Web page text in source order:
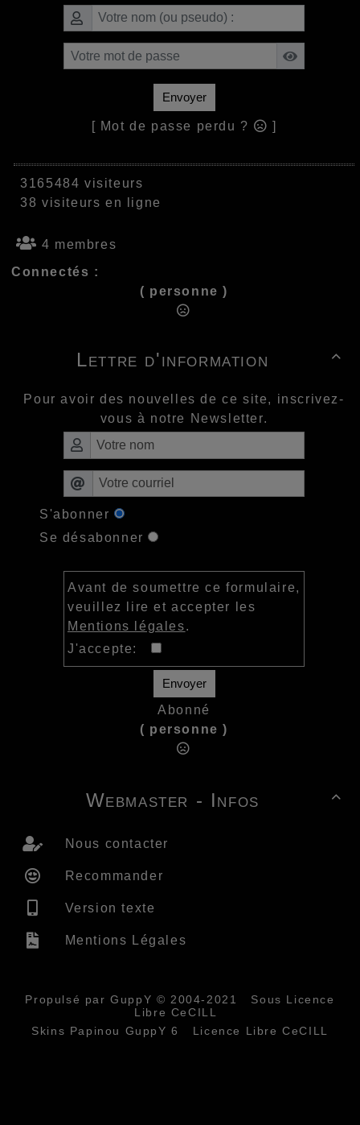
Envoyer
[ Mot de passe perdu ? ]
3165484 visiteurs
38 visiteurs en ligne
4 membres
Connectés :
( personne )

Lettre d'information
Pour avoir des nouvelles de ce site, inscrivez-
vous à notre Newsletter.
S'abonner
Se désabonner
Avant de soumettre ce formulaire,
veuillez lire et accepter les
Mentions légales.
J'accepte:
Envoyer
Abonné
( personne )

Webmaster - Infos
Nous contacter
Recommander
Version texte
Mentions Légales
Propulsé par GuppY © 2004-2021
Sous Licence
Libre CeCILL
Skins Papinou GuppY 6
Licence Libre CeCILL